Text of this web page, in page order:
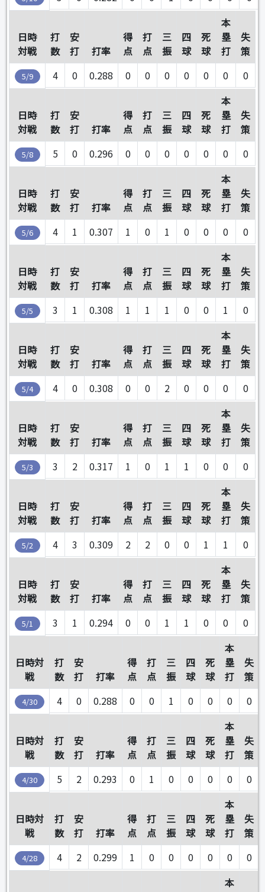
日時
対戦
打
数
安
打
打率
得
点
打
点
三
振
四
球
死
球
本
塁
打
失
策
5/9 4 0 0.288 0 0 0 0 0 0 0
日時
対戦
打
数
安
打
打率
得
点
打
点
三
振
四
球
死
球
本
塁
打
失
策
5/8 5 0 0.296 0 0 0 0 0 0 0
日時
対戦
打
数
安
打
打率
得
点
打
点
三
振
四
球
死
球
本
塁
打
失
策
5/6 4 1 0.307 1 0 1 0 0 0 0
日時
対戦
打
数
安
打
打率
得
点
打
点
三
振
四
球
死
球
本
塁
打
失
策
5/5 3 1 0.308 1 1 1 0 0 1 0
日時
対戦
打
数
安
打
打率
得
点
打
点
三
振
四
球
死
球
本
塁
打
失
策
5/4 4 0 0.308 0 0 2 0 0 0 0
日時
対戦
打
数
安
打
打率
得
点
打
点
三
振
四
球
死
球
本
塁
打
失
策
5/3 3 2 0.317 1 0 1 1 0 0 0
日時
対戦
打
数
安
打
打率
得
点
打
点
三
振
四
球
死
球
本
塁
打
失
策
5/2 4 3 0.309 2 2 0 0 1 1 0
日時
対戦
打
数
安
打
打率
得
点
打
点
三
振
四
球
死
球
本
塁
打
失
策
5/1 3 1 0.294 0 0 1 1 0 0 0
日時対
戦
打
数
安
打
打率
得
点
打
点
三
振
四
球
死
球
本
塁
打
失
策
4/30 4 0 0.288 0 0 1 0 0 0 0
日時対
戦
打
数
安
打
打率
得
点
打
点
三
振
四
球
死
球
本
塁
打
失
策
4/30 5 2 0.293 0 1 0 0 0 0 0
日時対
戦
打
数
安
打
打率
得
点
打
点
三
振
四
球
死
球
本
塁
打
失
策
4/28 4 2 0.299 1 0 0 0 0 0 0
本